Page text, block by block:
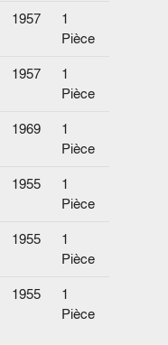
1957
1
Pièce
1957
1
Pièce
1969
1
Pièce
1955
1
Pièce
1955
1
Pièce
1955
1
Pièce